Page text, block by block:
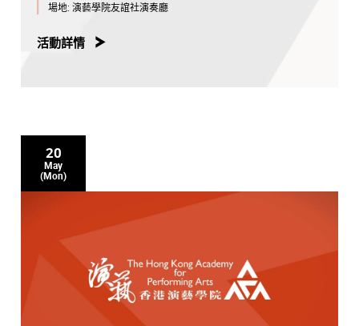
場地: 演藝學院友誼社演奏廳
活動詳情
20
May
(Mon)